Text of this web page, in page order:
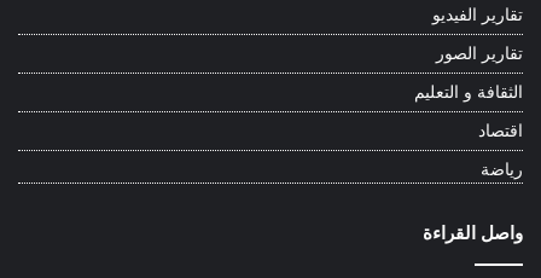
تقارير الفيديو
تقارير الصور
الثقافة و التعليم
اقتصاد
رياضة
واصل القراءة